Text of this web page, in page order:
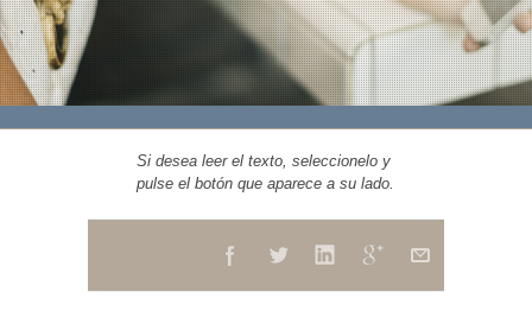
Si desea leer el texto, seleccionelo y
pulse el botón que aparece a su lado.